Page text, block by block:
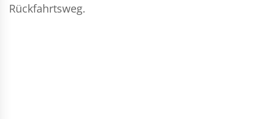
Rückfahrtsweg.